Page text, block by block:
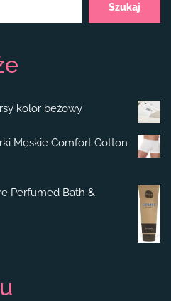
Szukaj
kolor beżowy
Męskie Comfort Cotton
Perfumed Bath &